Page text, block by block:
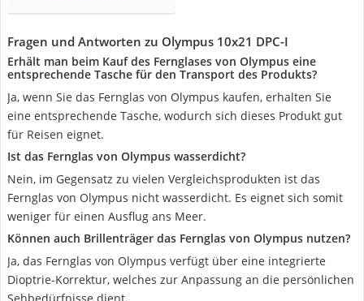
Fragen und Antworten zu Olympus 10x21 DPC-I
Erhält man beim Kauf des Fernglases von Olympus eine
entsprechende Tasche für den Transport des Produkts?
Ja, wenn Sie das Fernglas von Olympus kaufen, erhalten Sie
eine entsprechende Tasche, wodurch sich dieses Produkt gut
für Reisen eignet.
Ist das Fernglas von Olympus wasserdicht?
Nein, im Gegensatz zu vielen Vergleichsprodukten ist das
Fernglas von Olympus nicht wasserdicht. Es eignet sich somit
weniger für einen Ausflug ans Meer.
Können auch Brillenträger das Fernglas von Olympus nutzen?
Ja, das Fernglas von Olympus verfügt über eine integrierte
Dioptrie-Korrektur, welches zur Anpassung an die persönlichen